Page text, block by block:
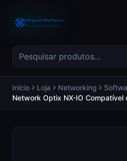
Início Loja Networking
Network Optix NX-IO Compatível